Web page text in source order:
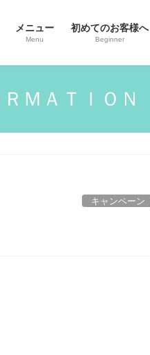
メニュー
Menu
初めてのお客様へ
Beginner
ＲＭＡＴＩＯＮ
キャンペーン